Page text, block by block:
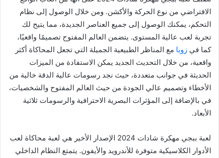
الافتراضي من نوع الحركة والأكشن. ومن خلال الوصول إلى نظام
التحكم، يمكنك الوصول إلى جميع العناصر الجديدة، مما يتيح لك
تجربة لعب عالية المستوى. يتضمن العالم المفتوح تصميمًا واقعيًا،
كما في زوبا مع المناظر الطبيعية الجميلة التي تجعل المحاكاة أكثر
واقعية، من خلال التحديث الجديد يمكن الاستفادة من الميزات
الحديثة في جوانب متعددة، حيث نجد رسومات عالية الدقة خالية من
الأخطاء وتصميم عالي الجودة من حيث العالم المفتوح والشخصيات،
في بالإضافة إلى المؤثرات البصرية الاحترافية والرسومات ثلاثية
الأبعاد.
لعبة ببجي مهكرة شادات 2024 الإصدار الأخير هي لعبة محاكاة لعب
الأدوار الكلاسيكية متوفرة للأندرويد والأيفون. يتمتع النظام الداخلي